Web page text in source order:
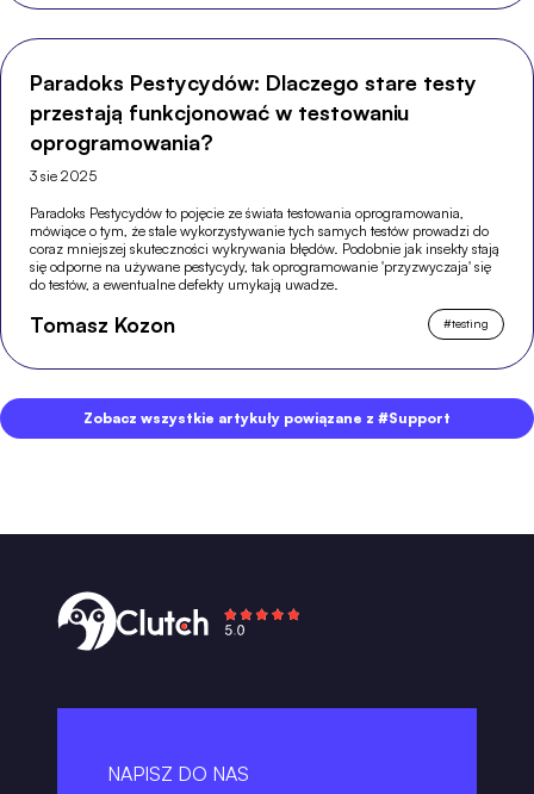
Paradoks Pestycydów: Dlaczego stare testy
przestają funkcjonować w testowaniu
oprogramowania?
3 sie 2025
Paradoks Pestycydów to pojęcie ze świata testowania oprogramowania,
mówiące o tym, że stale wykorzystywanie tych samych testów prowadzi do
coraz mniejszej skuteczności wykrywania błędów. Podobnie jak insekty stają
się odporne na używane pestycydy, tak oprogramowanie 'przyzwyczaja' się
do testów, a ewentualne defekty umykają uwadze.
Tomasz Kozon #testing
Zobacz wszystkie artykuły powiązane z #Support
NAPISZ DO NAS